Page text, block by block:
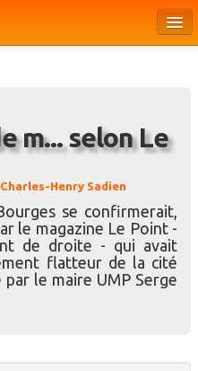
Charles-Henry Sadien
se confirmerait,
le magazine Le Point -
de droite - qui avait
flatteur de la cité
par le maire UMP Serge